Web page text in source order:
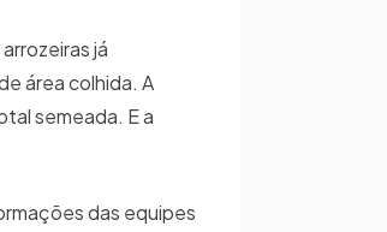
já
área colhida. A
semeada. E a
das equipes